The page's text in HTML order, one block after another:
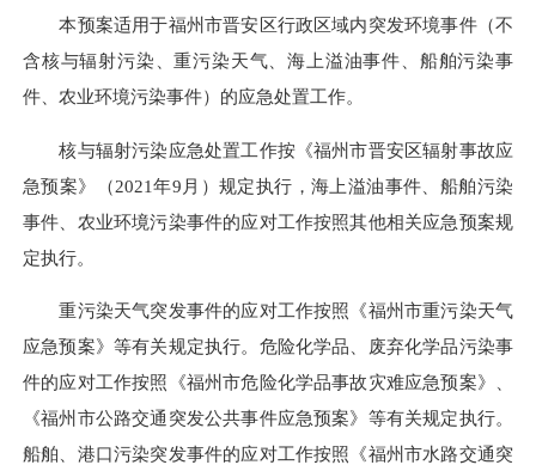
本预案适用于福州市晋安区行政区域内突发环境事件（不
含核与辐射污染、重污染天气、海上溢油事件、船舶污染事
件、农业环境污染事件）的应急处置工作。
核与辐射污染应急处置工作按《福州市晋安区辐射事故应
急预案》（2021年9月）规定执行，海上溢油事件、船舶污染
事件、农业环境污染事件的应对工作按照其他相关应急预案规
定执行。
重污染天气突发事件的应对工作按照《福州市重污染天气
应急预案》等有关规定执行。危险化学品、废弃化学品污染事
件的应对工作按照《福州市危险化学品事故灾难应急预案》、
《福州市公路交通突发公共事件应急预案》等有关规定执行。
船舶、港口污染突发事件的应对工作按照《福州市水路交通突